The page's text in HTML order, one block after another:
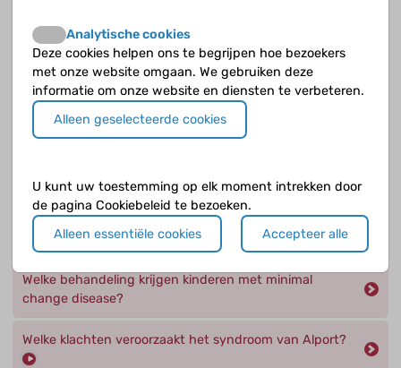
Wat is het nefrotisch syndroom?
Wat is minimal change disease?
nefrotisch syndroom?
Welke andere vormen van het nefrotisch syndroom
kennen we?
Welke behandeling krijgen kinderen met minimal
change disease?
Welke klachten veroorzaakt het syndroom van Alport?
Analytische cookies
Deze cookies helpen ons te begrijpen hoe bezoekers
met onze website omgaan. We gebruiken deze
informatie om onze website en diensten te verbeteren.
Alleen geselecteerde cookies
U kunt uw toestemming op elk moment intrekken door
de pagina Cookiebeleid te bezoeken.
Alleen essentiële cookies
Accepteer alle